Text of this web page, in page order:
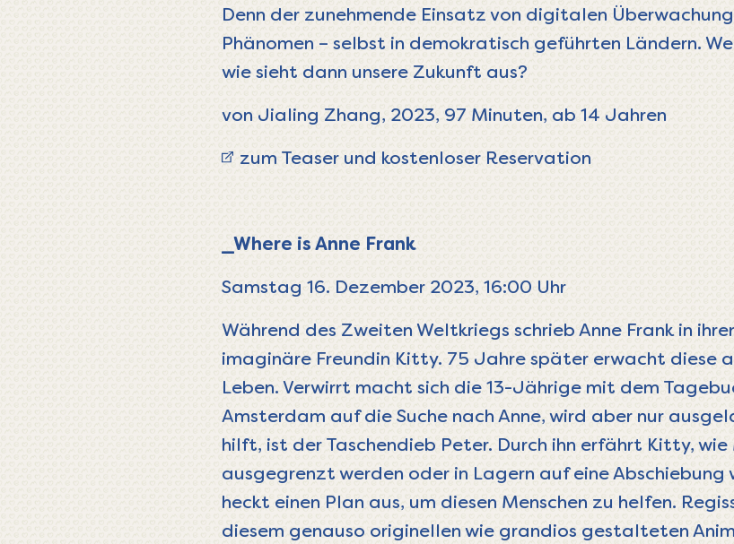
Denn der zunehmende Einsatz von digitalen
Phänomen – selbst in demokratisch geführten Ländern.
wie sieht dann unsere Zukunft aus?
von Jialing Zhang, 2023, 97 Minuten, ab 14 Jahren
zum Teaser und kostenloser Reservation
_Where is Anne Frank
Samstag 16. Dezember 2023, 16:00 Uhr
Während des Zweiten Weltkriegs schrieb Anne Frank in
imaginäre Freundin Kitty. 75 Jahre später erwacht diese
Leben. Verwirrt macht sich die 13-Jährige mit dem
Amsterdam auf die Suche nach Anne, wird aber nur
hilft, ist der Taschendieb Peter. Durch ihn erfährt Kitty,
ausgegrenzt werden oder in Lagern auf eine
heckt einen Plan aus, um diesen Menschen zu helfen.
diesem genauso originellen wie grandios gestalteten